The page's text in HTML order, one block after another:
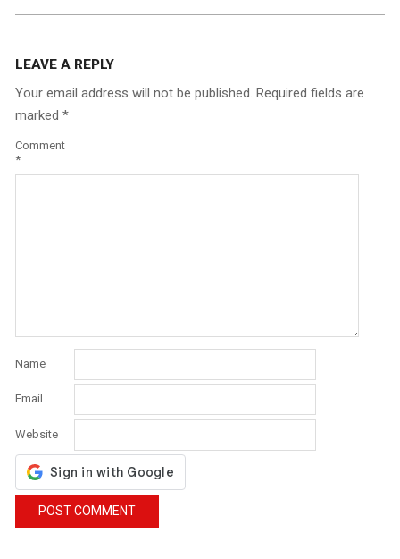
LEAVE A REPLY
Your email address will not be published. Required fields are
marked *
Comment
*
Name
Email
Website